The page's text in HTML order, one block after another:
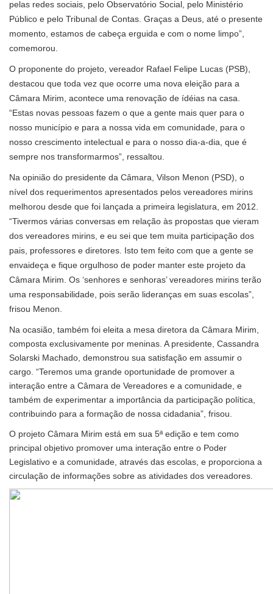
pelas redes sociais, pelo Observatório Social, pelo Ministério
Público e pelo Tribunal de Contas. Graças a Deus, até o presente
momento, estamos de cabeça erguida e com o nome limpo”,
comemorou.
O proponente do projeto, vereador Rafael Felipe Lucas (PSB),
destacou que toda vez que ocorre uma nova eleição para a
Câmara Mirim, acontece uma renovação de ídéias na casa.
“Estas novas pessoas fazem o que a gente mais quer para o
nosso município e para a nossa vida em comunidade, para o
nosso crescimento intelectual e para o nosso dia-a-dia, que é
sempre nos transformarmos”, ressaltou.
Na opinião do presidente da Câmara, Vilson Menon (PSD), o
nível dos requerimentos apresentados pelos vereadores mirins
melhorou desde que foi lançada a primeira legislatura, em 2012.
“Tivermos várias conversas em relação às propostas que vieram
dos vereadores mirins, e eu sei que tem muita participação dos
pais, professores e diretores. Isto tem feito com que a gente se
envaideça e fique orgulhoso de poder manter este projeto da
Câmara Mirim. Os ‘senhores e senhoras’ vereadores mirins terão
uma responsabilidade, pois serão lideranças em suas escolas”,
frisou Menon.
Na ocasião, também foi eleita a mesa diretora da Câmara Mirim,
composta exclusivamente por meninas. A presidente, Cassandra
Solarski Machado, demonstrou sua satisfação em assumir o
cargo. “Teremos uma grande oportunidade de promover a
interação entre a Câmara de Vereadores e a comunidade, e
também de experimentar a importância da participação política,
contribuindo para a formação de nossa cidadania”, frisou.
O projeto Câmara Mirim está em sua 5ª edição e tem como
principal objetivo promover uma interação entre o Poder
Legislativo e a comunidade, através das escolas, e proporciona a
circulação de informações sobre as atividades dos vereadores.